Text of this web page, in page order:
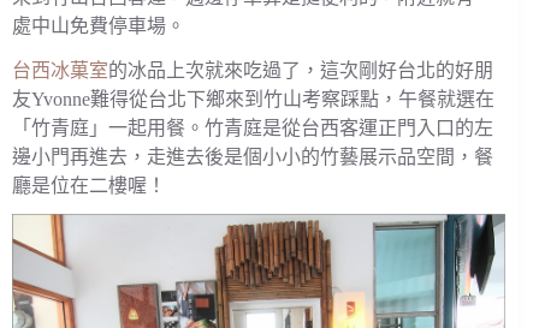
處中山免費停車場。
台西冰菓室的冰品上次就來吃過了，這次剛好台北的好朋
友Yvonne難得從台北下鄉來到竹山考察踩點，午餐就選在
「竹青庭」一起用餐。竹青庭是從台西客運正門入口的左
邊小門再進去，走進去後是個小小的竹藝展示品空間，餐
廳是位在二樓喔！